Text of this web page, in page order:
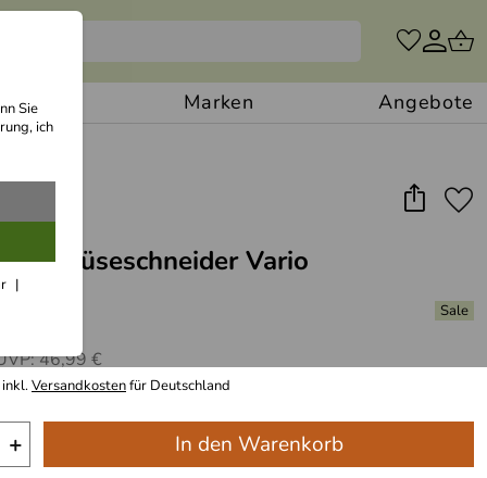
Sie
ich
Marken Angebote
Gemüseschneider Vario
46,99 €
Versandkostenfür Deutschland
+ In den Warenkorb